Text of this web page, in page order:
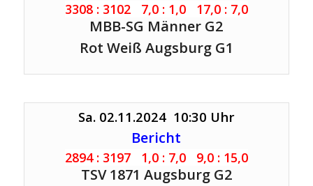
3308 : 3102 7,0 : 1,0 17,0 : 7,0
MBB-SG Männer G2
Rot Weiß Augsburg G1
Sa. 02.11.2024 10:30 Uhr
Bericht
2894 : 3197 1,0 : 7,0 9,0 : 15,0
TSV 1871 Augsburg G2